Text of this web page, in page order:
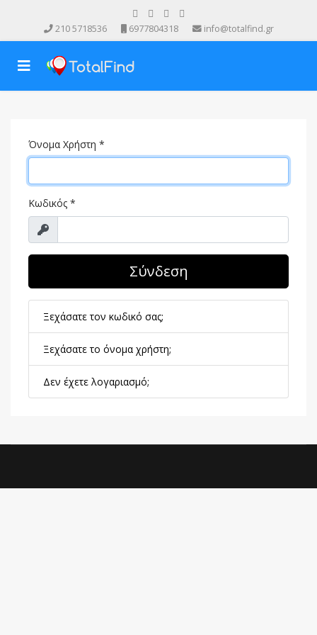
210 5718536 6977804318 info@totalfind.gr
Όνομα Χρήστη *
Κωδικός *
Προβολή
Σύνδεση
Ξεχάσατε τον κωδικό σας;
Ξεχάσατε το όνομα χρήστη;
Δεν έχετε λογαριασμό;